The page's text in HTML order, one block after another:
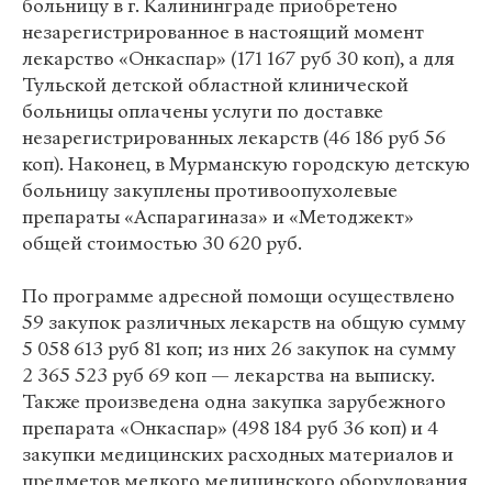
больницу в г. Калининграде приобретено
незарегистрированное в настоящий момент
лекарство «Онкаспар» (171 167 руб 30 коп), а для
Тульской детской областной клинической
больницы оплачены услуги по доставке
незарегистрированных лекарств (46 186 руб 56
коп). Наконец, в Мурманскую городскую детскую
больницу закуплены противоопухолевые
препараты «Аспарагиназа» и «Методжект»
общей стоимостью 30 620 руб.
По программе адресной помощи осуществлено
59 закупок различных лекарств на общую сумму
5 058 613 руб 81 коп; из них 26 закупок на сумму
2 365 523 руб 69 коп — лекарства на выписку.
Также произведена одна закупка зарубежного
препарата «Онкаспар» (498 184 руб 36 коп) и 4
закупки медицинских расходных материалов и